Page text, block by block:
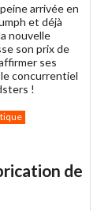
arrivée en
et déjà
nouvelle
son prix de
ses
concurrentiel
!
de